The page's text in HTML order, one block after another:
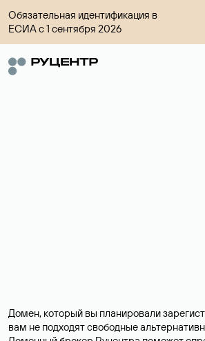
Обязательная идентификация в
ЕСИА с 1 сентября 2026
Домен, который вы планировали
вам не подходят свободные